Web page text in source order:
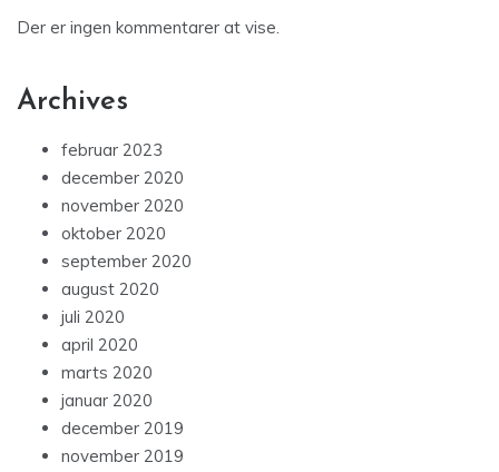
Der er ingen kommentarer at vise.
Archives
februar 2023
december 2020
november 2020
oktober 2020
september 2020
august 2020
juli 2020
april 2020
marts 2020
januar 2020
december 2019
november 2019